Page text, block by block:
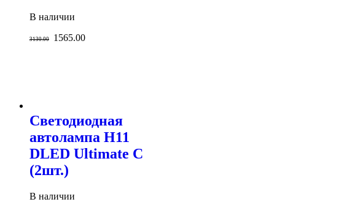
В наличии
3130.00 1565.00
Светодиодная
автолампа H11
DLED Ultimate C
(2шт.)
В наличии